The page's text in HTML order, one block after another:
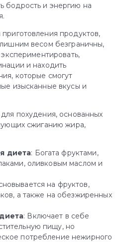
бодрость и энергию на
продуктов,
весом безграничны,
и находить
которые смогут
изысканные вкусы и
похудения, основанных
сжиганию жира,
диета: Богата фруктами,
оливковым маслом и
на фруктов,
а также на обезжиренных
: Включает в себе
пищу, но
потребление нежирного